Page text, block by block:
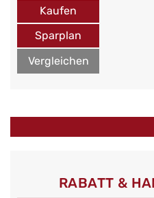
Kaufen
Sparplan
Vergleichen
RABATT &